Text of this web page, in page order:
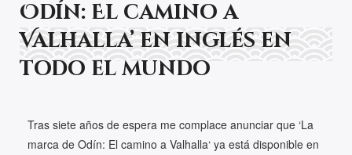
Odín: El camino a
Valhalla’ en inglés en
todo el mundo
Tras siete años de espera me complace anunciar que ‘La
marca de Odín: El camino a Valhalla‘ ya está disponible en